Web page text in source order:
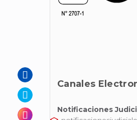
Canales
Notificaciones